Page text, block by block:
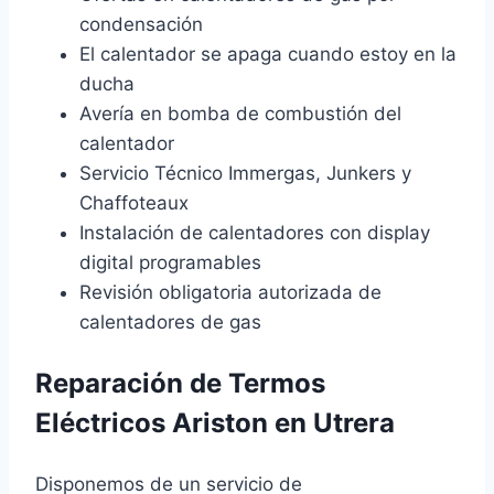
condensación
El calentador se apaga cuando estoy en la
ducha
Avería en bomba de combustión del
calentador
Servicio Técnico Immergas, Junkers y
Chaffoteaux
Instalación de calentadores con display
digital programables
Revisión obligatoria autorizada de
calentadores de gas
Reparación de Termos
Eléctricos Ariston en Utrera
Disponemos de un servicio de